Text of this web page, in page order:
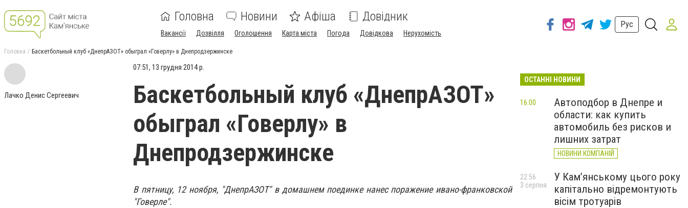
Головна Новини Афіша Довідник
Вакансії Дозвілля Оголошення Карта міста Погода Довідкова Нерухомість
Рус
Головна Баскетбольный клуб «ДнепрАЗОТ» обыграл «Говерлу» в Днепродзержинске
Лачко Денис Сергеевич
07:51, 13 грудня 2014 р.
Баскетбольный клуб «ДнепрАЗОТ»
обыграл «Говерлу» в
Днепродзержинске
В пятницу, 12 ноября, "ДнепрАЗОТ" в домашнем поединке нанес поражение ивано-франковской
"Говерле".
ОСТАННІ НОВИНИ
Автоподбор в Днепре и
области: как купить
автомобиль без рисков и
лишних затрат
НОВИНИ КОМПАНІЙ
16:00
У Кам’янському цього року
капітально відремонтують
вісім тротуарів
22:56
3 серпня